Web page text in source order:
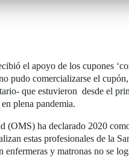
el apoyo de los cupones
pudo comercializarse el
que estuvieron desde el
plena pandemia.
ha declarado 2020
estas profesionales de la
enfermeras y matronas no se